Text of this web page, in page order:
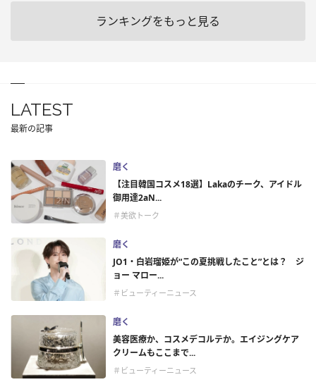
ランキングをもっと見る
LATEST
最新の記事
磨く
【注目韓国コスメ18選】Lakaのチーク、アイドル
御用達2aN...
＃美欲トーク
磨く
JO1・白岩瑠姫が“この夏挑戦したこと”とは？ ジ
ョー マロー...
＃ビューティーニュース
磨く
美容医療か、コスメデコルテか。エイジングケア
クリームもここまで...
＃ビューティーニュース